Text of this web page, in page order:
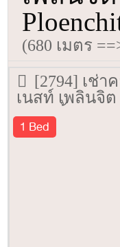
(680 เมตร
[2794] เช่า
เนสท์ เพลินจิต
ตรม. ชั้น 7
1 Bed